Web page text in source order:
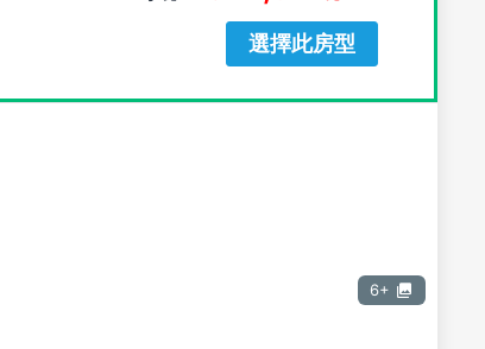
選擇此房型
6+